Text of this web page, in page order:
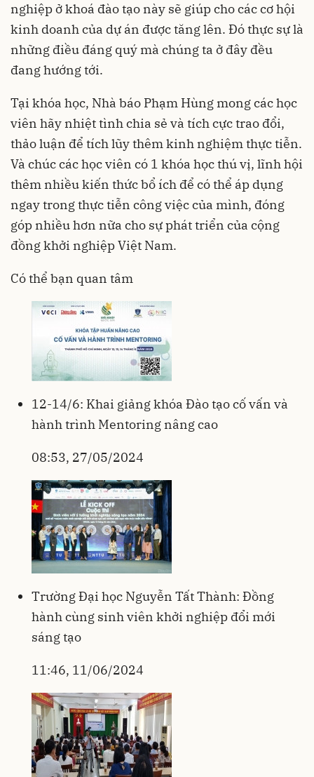
nghiệp ở khoá đào tạo này sẽ giúp cho các cơ hội
kinh doanh của dự án được tăng lên. Đó thực sự là
những điều đáng quý mà chúng ta ở đây đều
đang hướng tới.
Tại khóa học, Nhà báo Phạm Hùng mong các học
viên hãy nhiệt tình chia sẻ và tích cực trao đổi,
thảo luận để tích lũy thêm kinh nghiệm thực tiễn.
Và chúc các học viên có 1 khóa học thú vị, lĩnh hội
thêm nhiều kiến thức bổ ích để có thể áp dụng
ngay trong thực tiễn công việc của mình, đóng
góp nhiều hơn nữa cho sự phát triển của cộng
đồng khởi nghiệp Việt Nam.
Có thể bạn quan tâm
12-14/6: Khai giảng khóa Đào tạo cố vấn và
hành trình Mentoring nâng cao
08:53, 27/05/2024
Trường Đại học Nguyễn Tất Thành: Đồng
hành cùng sinh viên khởi nghiệp đổi mới
sáng tạo
11:46, 11/06/2024